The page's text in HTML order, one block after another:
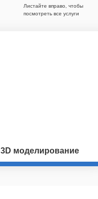
3D моделирование
Листайте вправо, чтобы
посмотреть все услуги